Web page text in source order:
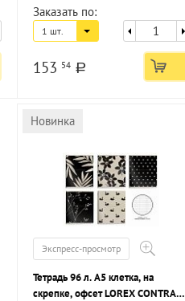
Заказать по:
1 шт.
153 54 a
Новинка
Экспресс-просмотр
Тетрадь 96 л. А5 клетка, на
скрепке, офсет LOREX CONTRAST